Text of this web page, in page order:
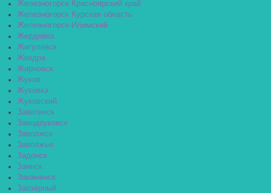
Железногорск Красноярский край
Железногорск Курская область
Железногорск-Илимский
Жердевка
Жигулёвск
Жиздра
Жирновск
Жуков
Жуковка
Жуковский
Завитинск
Заводоуковск
Заволжск
Заволжье
Задонск
Заинск
Закаменск
Заозёрный